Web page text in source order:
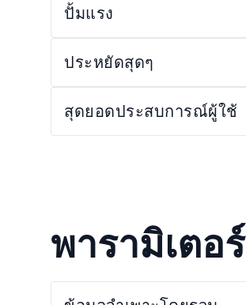
ปั้มแรง
ประหยัดสุดๆ
สุดยอดประสบการณ์ผู้ใช้
พารามิเตอร์